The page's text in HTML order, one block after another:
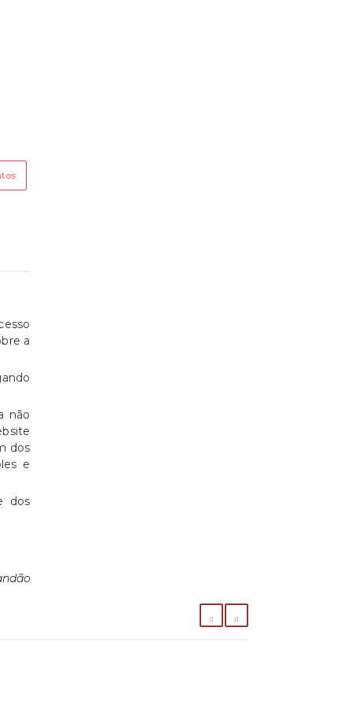
a
não
dos
e
dos